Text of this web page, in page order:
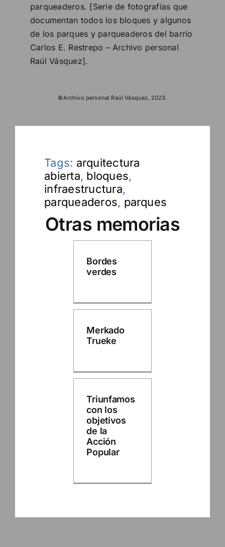
parqueaderos. [Serie de fotografías que
documentan todos los bloques y algunos
de los parques y parqueaderos del barrio
Carlos E. Restrepo – Archivo personal
Raúl Vásquez].
©Archivo personal Raúl Vásquez, 2023.
Tags: arquitectura
abierta, bloques,
infraestructura,
parqueaderos, parques
Otras memorias
Bordes
verdes
Merkado
Trueke
Triunfamos
con los
objetivos
de la
Acción
Popular